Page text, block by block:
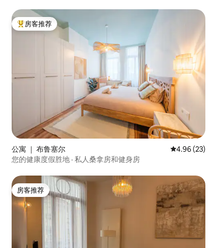
热门「房客推荐」
房客推荐
公寓 ｜ 布鲁塞尔 平均评分
4.96 (23)
您的健康度假胜地 · 私人桑拿房和健身房
房客推荐
房客推荐